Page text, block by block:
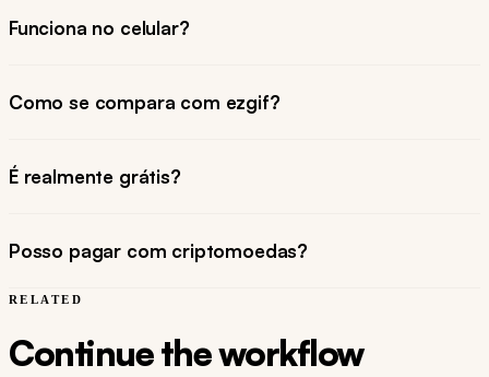
Funciona no celular?
Como se compara com ezgif?
É realmente grátis?
Posso pagar com criptomoedas?
RELATED
Continue the workflow